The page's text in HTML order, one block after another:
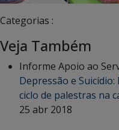
Categorias :
Veja Também
Informe Apoio ao
Depressão e
ciclo de palestras na
25 abr 2018